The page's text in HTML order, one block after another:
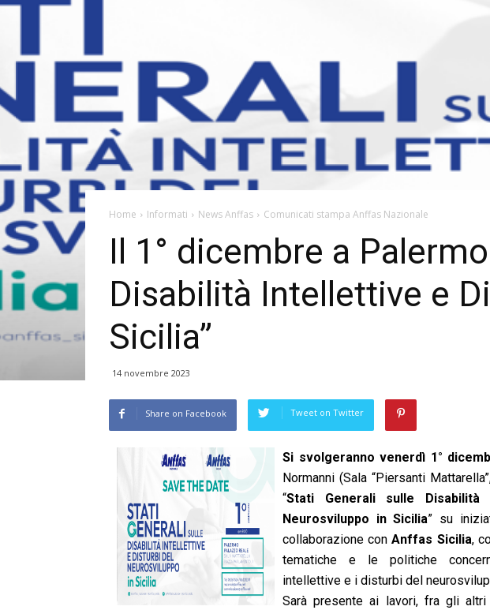
Home Informati News Anffas Comunicati stampa Anffas Nazionale
Il 1° dicembre a
Disabilità Intellettive e
Sicilia”
14 novembre 2023
Share on Facebook Tweet on Twitter
Si svolgeranno venerdì 1°
Normanni (Sala “Piersanti
“Stati Generali sulle
Neurosviluppo in Sicilia” su
collaborazione conAnffas Sicilia,
tematiche e le politiche
intellettive e i disturbi del
Sarà presente ai lavori, fra gli altri